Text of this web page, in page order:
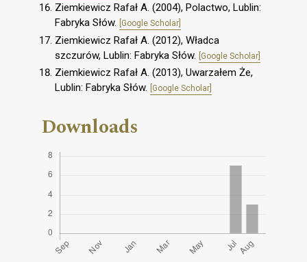
Ziemkiewicz Rafał A. (2004), Polactwo, Lublin:
Fabryka Słów.
[Google Scholar]
Ziemkiewicz Rafał A. (2012), Władca
szczurów, Lublin: Fabryka Słów.
[Google Scholar]
Ziemkiewicz Rafał A. (2013), Uwarzałem Że,
Lublin: Fabryka Słów.
[Google Scholar]
Downloads